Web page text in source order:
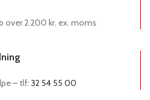
over 2.200 kr. ex. moms
– tlf: 32 54 55 00